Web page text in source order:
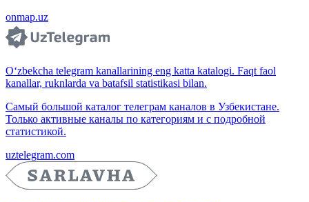
onmap.uz
O‘zbekcha telegram kanallarining eng katta katalogi. Faqt faol
kanallar, ruknlarda va batafsil statistikasi bilan.
Самый большой каталог телеграм каналов в Узбекистане.
Только активные каналы по категориям и с подробной
статистикой.
uztelegram.com